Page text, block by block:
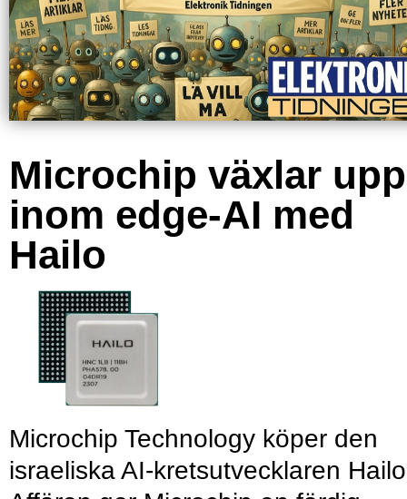
Microchip växlar upp
inom edge-AI med
Hailo
Microchip Technology köper den
israeliska AI-kretsutvecklaren